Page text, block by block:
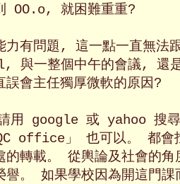
OO.o, 就困難重重?
力有問題, 這一點一直無法
與一整個中午的會議, 還是
誤會主任獨厚微軟的原因?
用 google 或 yahoo 搜
office」 也可以。 都會
的轉載。 從輿論及社會
譽。 如果學校因為開這